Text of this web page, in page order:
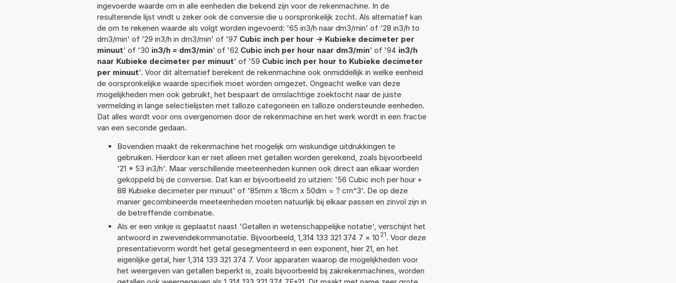
ingevoerde waarde om in alle eenheden die bekend zijn voor de rekenmachine. In de
resulterende lijst vindt u zeker ook de conversie die u oorspronkelijk zocht. Als alternatief kan
de om te rekenen waarde als volgt worden ingevoerd: '65 in3/h naar dm3/min' of '28 in3/h to
dm3/min' of '29 in3/h in dm3/min' of '97 Cubic inch per hour -> Kubieke decimeter per
minuut' of '30 in3/h = dm3/min' of '62 Cubic inch per hour naar dm3/min' of '94 in3/h
naar Kubieke decimeter per minuut' of '59 Cubic inch per hour to Kubieke decimeter
per minuut'. Voor dit alternatief berekent de rekenmachine ook onmiddellijk in welke eenheid
de oorspronkelijke waarde specifiek moet worden omgezet. Ongeacht welke van deze
mogelijkheden men ook gebruikt, het bespaart de omslachtige zoektocht naar de juiste
vermelding in lange selectielijsten met talloze categorieën en talloze ondersteunde eenheden.
Dat alles wordt voor ons overgenomen door de rekenmachine en het werk wordt in een fractie
van een seconde gedaan.
Bovendien maakt de rekenmachine het mogelijk om wiskundige uitdrukkingen te
gebruiken. Hierdoor kan er niet alleen met getallen worden gerekend, zoals bijvoorbeeld
'21 * 53 in3/h'. Maar verschillende meeteenheden kunnen ook direct aan elkaar worden
gekoppeld bij de conversie. Dat kan er bijvoorbeeld zo uitzien: '56 Cubic inch per hour +
88 Kubieke decimeter per minuut' of '85mm x 18cm x 50dm = ? cm^3'. De op deze
manier gecombineerde meeteenheden moeten natuurlijk bij elkaar passen en zinvol zijn in
de betreffende combinatie.
Als er een vinkje is geplaatst naast 'Getallen in wetenschappelijke notatie', verschijnt het
antwoord in zwevendekommanotatie. Bijvoorbeeld, 1,314 133 321 374 7 × 10 21. Voor deze
presentatievorm wordt het getal gesegmenteerd in een exponent, hier 21, en het
eigenlijke getal, hier 1,314 133 321 374 7. Voor apparaten waarop de mogelijkheden voor
het weergeven van getallen beperkt is, zoals bijvoorbeeld bij zakrekenmachines, worden